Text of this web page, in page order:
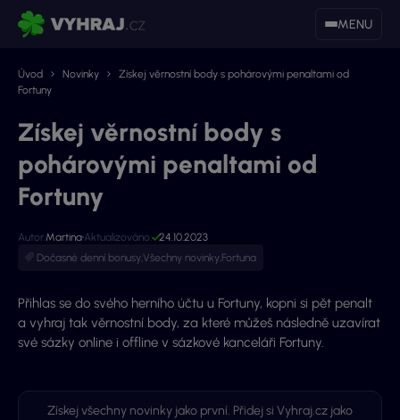
MENU
Úvod Novinky
Získej věrnostní body s pohárovými penaltami od
Fortuny
Získej věrnostní body s
pohárovými penaltami od
Fortuny
Autor: Martina Aktualizováno:
24.10.2023
Dočasné denní bonusy,Všechny novinky,Fortuna
Přihlas se do svého herního účtu u Fortuny, kopni si pět penalt
a vyhraj tak věrnostní body, za které můžeš následně uzavírat
své sázky online i offline v sázkové kanceláři Fortuny.
Získej všechny novinky jako první. Přidej si Vyhraj.cz jako